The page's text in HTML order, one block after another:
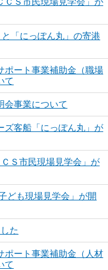
「にっぽん丸」の寄港
ポート事業補助金（職場
て
事業について
ズ客船「にっぽん丸」が
Ｓ市民現場見学会」が
ども現場見学会」が開
た
ポート事業補助金（人材
て